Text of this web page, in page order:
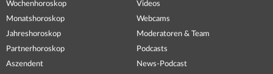
Wochenhoroskop
Monatshoroskop
Jahreshoroskop
Partnerhoroskop
Aszendent
Videos
Webcams
Moderatoren & Team
Podcasts
News-Podcast